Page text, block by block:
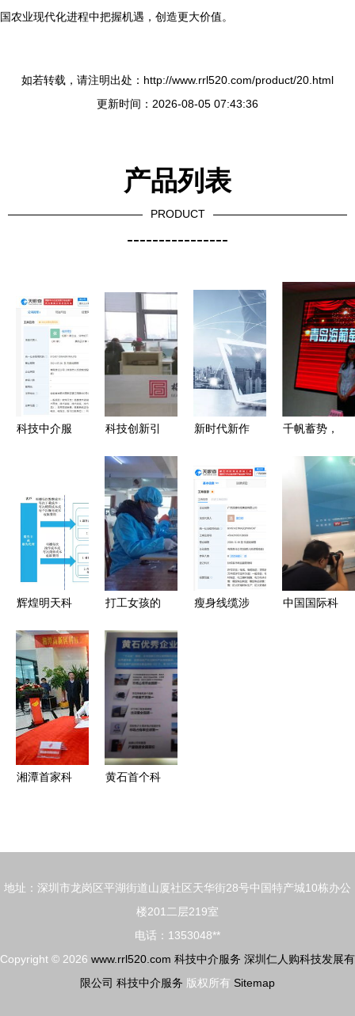
国农业现代化进程中把握机遇，创造更大价值。
如若转载，请注明出处：http://www.rrl520.com/product/20.html
更新时间：2026-08-05 07:43:36
产品列表
PRODUCT
----------------
科技中介服
隐形桥梁
科技创新引
展——扬州
完善科技中
介服务的路
径与实践
新时代新作
老刘的“烦
心事”与科
技中介服务
的破局之路
千帆蓄势，
2024年科
技金融合作
发布会暨科
技中介服务
创新论坛纪
实
辉煌明天科
告行业落伍
的新兵？
——科技中
介服务视角
的审视
打工女孩的
科技中介服
务如何成为
新宠？
瘦身线缆涉
中国国际科
湘潭首家科
升级
黄石首个科
对接平台
地址：深圳市龙岗区平湖街道山厦社区天华街28号中国特产城10栋办公
楼201二层219室
电话：1353048**
Copyright © 2026 www.rrl520.com 科技中介服务 深圳仁人购科技发展有
限公司 科技中介服务 版权所有 Sitemap